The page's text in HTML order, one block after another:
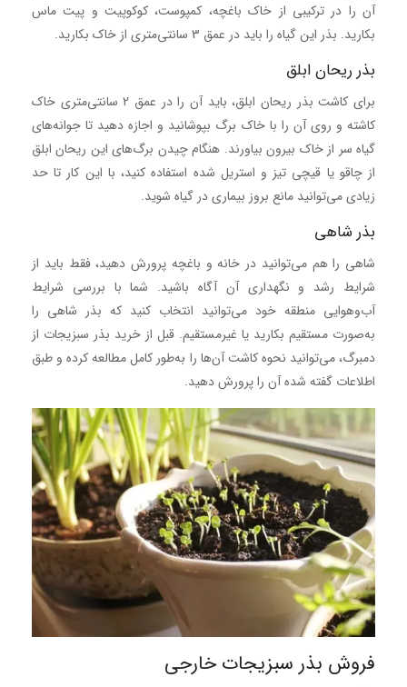
آن را در ترکیبی از خاک باغچه، کمپوست، کوکوپیت و پیت ماس
بکارید. بذر این گیاه را باید در عمق 3 سانتی‌متری از خاک بکارید.
بذر ریحان ابلق
برای کاشت بذر ریحان ابلق، باید آن را در عمق 2 سانتی‌متری خاک
کاشته و روی آن را با خاک برگ بپوشانید و اجازه دهید تا جوانه‌های
گیاه سر از خاک بیرون بیاورند. هنگام چیدن برگ‌های این ریحان ابلق
از چاقو یا قیچی تیز و استریل شده استفاده کنید، با این کار تا حد
زیادی می‌توانید مانع بروز بیماری در گیاه شوید.
بذر شاهی
شاهی را هم می‌توانید در خانه و باغچه پرورش دهید، فقط باید از
شرایط رشد و نگهداری آن آگاه باشید. شما با بررسی شرایط
آب‌وهوایی منطقه خود می‌توانید انتخاب کنید که بذر شاهی را
به‌صورت مستقیم بکارید یا غیرمستقیم. قبل از خرید بذر سبزیجات از
دمبرگ، می‌توانید نحوه کاشت آن‌ها را به‌طور کامل مطالعه کرده و طبق
اطلاعات گفته شده آن را پرورش دهید.
فروش بذر سبزیجات خارجی